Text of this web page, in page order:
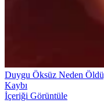
Duygu Öksüz Neden Öldü,
Kaybı
İçeriği Görüntüle